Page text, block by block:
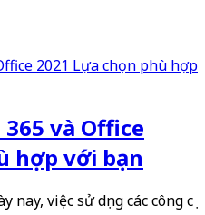
và Office
hợp với bạn
việc sử dụng các công cụ